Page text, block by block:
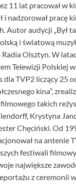
11 lat pracował w
i nadzorował pracę
Autor audycji „Był
i światową
Olsztyn. W
Telewizji Polskiej
dla TVP2 liczący 25
kina”,
takich
Krystyna
Chęciński. Od
na antenie
festiwali
największe
z ceremonii